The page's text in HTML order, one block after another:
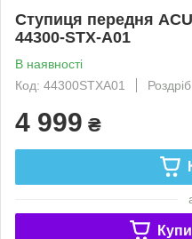
Ступиця передня
44300-STX-A01
В наявності
Код: 44300STXA01
Роздріб
4 999 ₴